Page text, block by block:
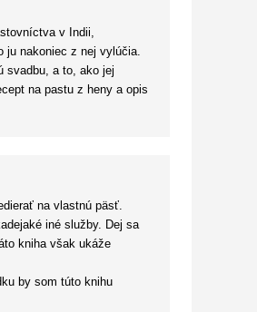
v Indii,
ju nakoniec z nej vylúčia.
svadbu, a to, ako jej
na pastu z heny a opis
na vlastnú päsť.
iné služby. Dej sa
kniha však ukáže
by som túto knihu